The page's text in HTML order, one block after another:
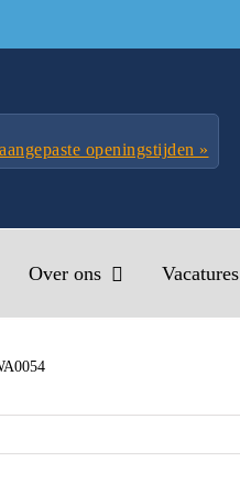
openingstijden »
Over ons Vacatures